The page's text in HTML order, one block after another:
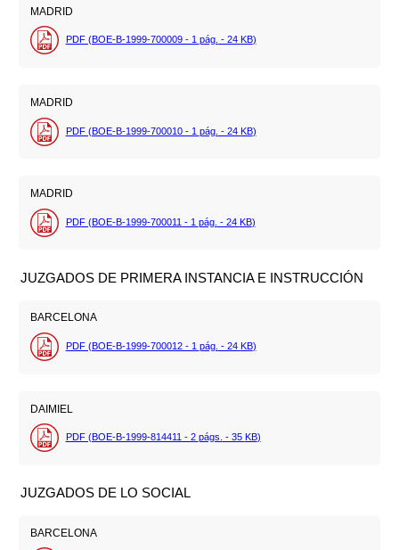
MADRID
PDF (BOE-B-1999-700009 - 1 pág. - 24 KB)
MADRID
PDF (BOE-B-1999-700010 - 1 pág. - 24 KB)
MADRID
PDF (BOE-B-1999-700011 - 1 pág. - 24 KB)
JUZGADOS DE PRIMERA INSTANCIA E INSTRUCCIÓN
BARCELONA
PDF (BOE-B-1999-700012 - 1 pág. - 24 KB)
DAIMIEL
PDF (BOE-B-1999-814411 - 2 págs. - 35 KB)
JUZGADOS DE LO SOCIAL
BARCELONA